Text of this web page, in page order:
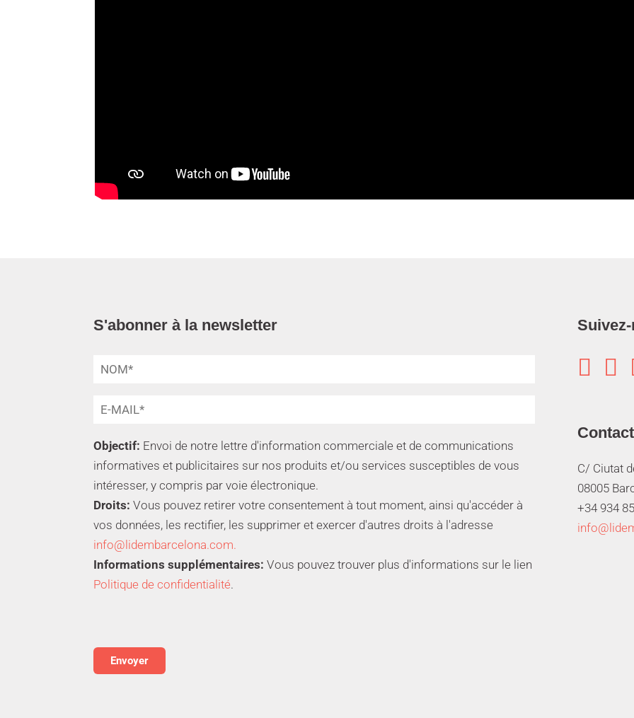
S'abonner à la newsletter
Objectif: Envoi de notre lettre d'information commerciale et de communications
informatives et publicitaires sur nos produits et/ou services susceptibles de vous
intéresser, y compris par voie électronique.
Droits: Vous pouvez retirer votre consentement à tout moment, ainsi qu'accéder à
vos données, les rectifier, les supprimer et exercer d'autres droits à l'adresse
info@lidembarcelona.com.
Informations supplémentaires: Vous pouvez trouver plus d'informations sur le lien
Politique de confidentialité.
 
Contact
C/ Ciutat
08005
+34 934